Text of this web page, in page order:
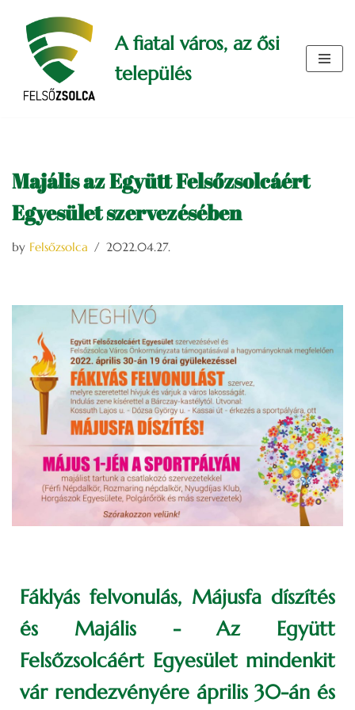
Skip
content
A fiatal város, az ősi
település
Majális az Együtt Felsőzsolcáért
Egyesület szervezésében
by Felsőzsolca 2022.04.27.
Fáklyás felvonulás, Májusfa díszítés
és Majális - Az Együtt
Felsőzsolcáért Egyesület mindenkit
vár rendezvényére április 30-án és